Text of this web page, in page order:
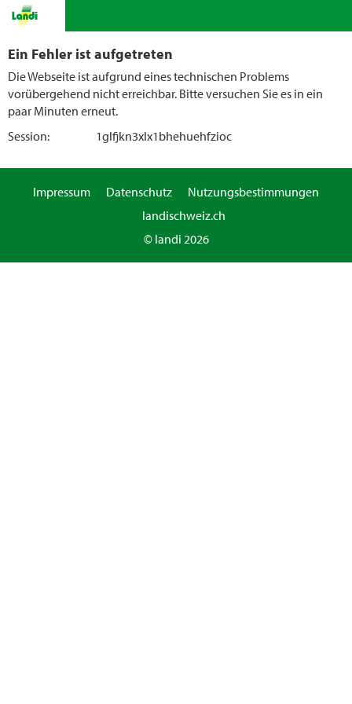
Ein Fehler ist aufgetreten
Die Webseite ist aufgrund eines technischen Problems
vorübergehend nicht erreichbar. Bitte versuchen Sie es in ein
paar Minuten erneut.
Session:
1glfjkn3xlx1bhehuehfzioc
Impressum Datenschutz
Nutzungsbestimmungen
landischweiz.ch
© landi 2026